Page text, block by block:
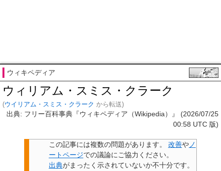
ウィキペディア
ウィリアム・スミス・クラーク
(ウイリアム・スミス・クラーク から転送)
出典: フリー百科事典『ウィキペディア（Wikipedia）』 (2026/07/25
00:58 UTC 版)
この記事には複数の問題があります。 改善やノ
ートページでの議論にご協力ください。
出典がまったく示されていないか不十分です。